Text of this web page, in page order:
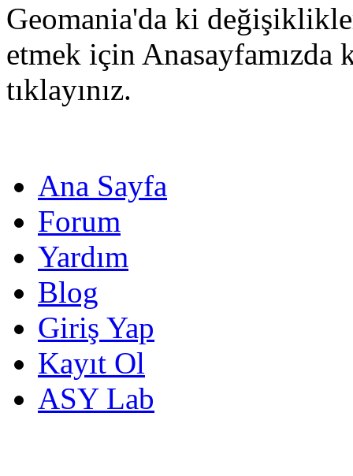
Geomania'da ki
etmek için
tıklayınız.
Ana Sayfa
Forum
Yardım
Blog
Giriş Yap
Kayıt Ol
ASY Lab